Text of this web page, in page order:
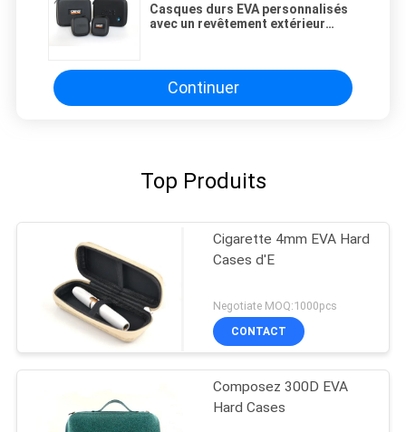
Casques durs EVA personnalisés
avec un revêtement extérieur
un stockage sûr des outils et des
solutions faciles à transporter
Continuer
Top Produits
Cigarette 4mm EVA Hard
Cases d'E
Negotiate MOQ:1000pcs
CONTACT
Composez 300D EVA
Hard Cases